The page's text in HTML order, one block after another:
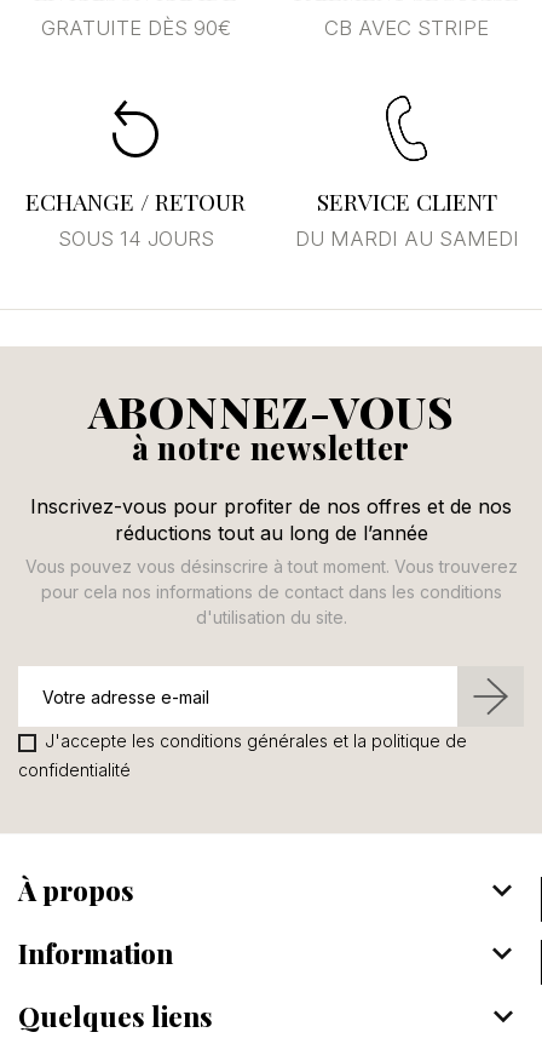
GRATUITE DÈS 90€ CB AVEC STRIPE
ECHANGE / RETOUR
SOUS 14 JOURS
SERVICE CLIENT
DU MARDI AU SAMEDI
ABONNEZ-VOUS
à notre newsletter
Inscrivez-vous pour profiter de nos offres et de nos
réductions tout au long de l’année
Vous pouvez vous désinscrire à tout moment. Vous trouverez
pour cela nos informations de contact dans les conditions
d'utilisation du site.
J'accepte les conditions générales et la politique de
confidentialité
À propos keyboard_arrow_down
Information keyboard_arrow_down
Quelques liens keyboard_arrow_down